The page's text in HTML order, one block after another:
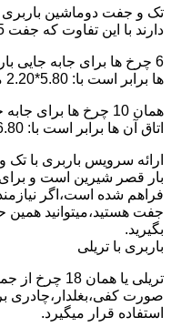
تک و جفت دوماشین باربری
دارند با این تفاوت که جفت 5 تن بیشتر از تک بار حمل میکند.
ها برابر است با: 5.80*2.20 متر
اتاق آن ها برابر است با: 6.80*2.25 متر
ارائه سرویس باربری با
بار قصر شیرین است و برای
فراهم شده است،اگر
جفت هستید،میتوانید همین
بگیرید.
باربری با تریلی
تریلی یا
صورت کفی،بغلدار،چادری
استفاده قرار میگیرد.